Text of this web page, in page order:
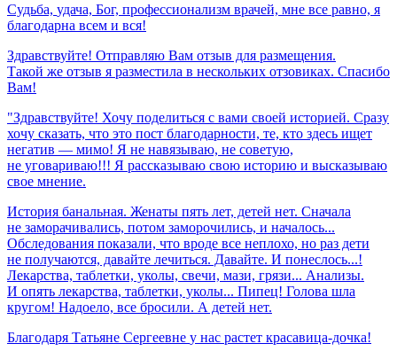
Судьба, удача, Бог, профессионализм врачей, мне все равно, я
благодарна всем и вся!
Здравствуйте! Отправляю Вам отзыв для размещения.
Такой же отзыв я разместила в нескольких отзовиках. Спасибо
Вам!
"Здравствуйте! Хочу поделиться с вами своей историей. Сразу
хочу сказать, что это пост благодарности, те, кто здесь ищет
негатив — мимо! Я не навязываю, не советую,
не уговариваю!!! Я рассказываю свою историю и высказываю
свое мнение.
История банальная. Женаты пять лет, детей нет. Сначала
не заморачивались, потом заморочились, и началось...
Обследования показали, что вроде все неплохо, но раз дети
не получаются, давайте лечиться. Давайте. И понеслось...!
Лекарства, таблетки, уколы, свечи, мази, грязи... Анализы.
И опять лекарства, таблетки, уколы... Пипец! Голова шла
кругом! Надоело, все бросили. А детей нет.
Благодаря Татьяне Сергеевне у нас растет красавица-дочка!